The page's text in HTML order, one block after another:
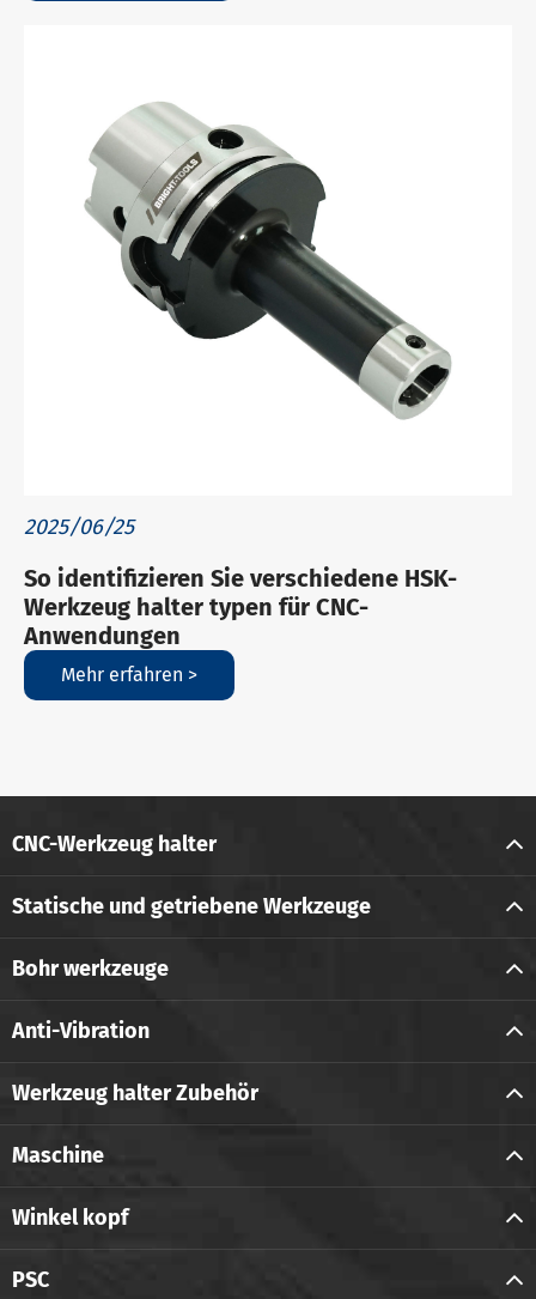
2025/06/25
So identifizieren Sie verschiedene HSK-
Werkzeug halter typen für CNC-
Anwendungen
Mehr erfahren >
CNC-Werkzeug halter
Statische und getriebene Werkzeuge
Bohr werkzeuge
Anti-Vibration
Werkzeug halter Zubehör
Maschine
Winkel kopf
PSC